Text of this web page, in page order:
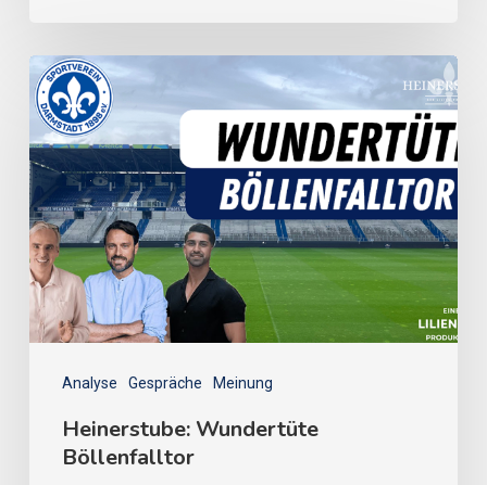
Analyse Gespräche Meinung
Heinerstube: Wundertüte
Böllenfalltor